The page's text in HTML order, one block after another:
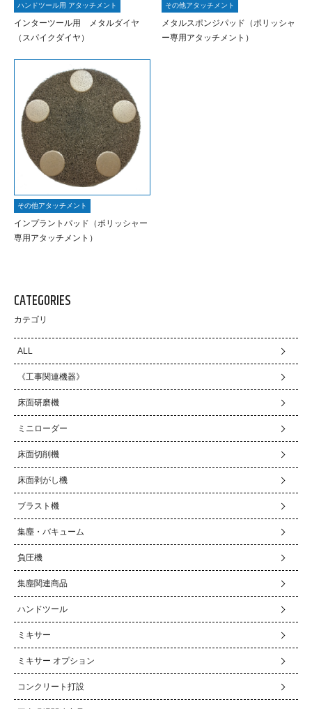
ハンドツール用 アタッチメント
インターツール用 メタルダイヤ
（スパイクダイヤ）
その他アタッチメント
メタルスポンジパッド（ポリッシャ
ー専用アタッチメント）
その他アタッチメント
インプラントパッド（ポリッシャー
専用アタッチメント）
CATEGORIES
カテゴリ
ALL
《工事関連機器》
床面研磨機
ミニローダー
床面切削機
床面剥がし機
ブラスト機
集塵・バキューム
負圧機
集塵関連商品
ハンドツール
ミキサー
ミキサー オプション
コンクリート打設